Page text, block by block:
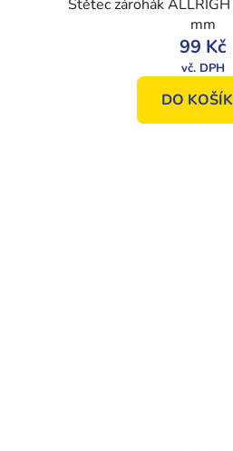
Štětec zárohák
mm
99 Kč
DO